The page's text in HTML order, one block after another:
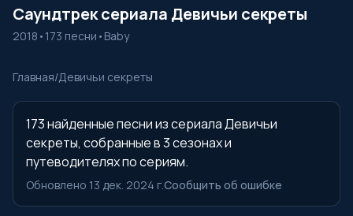
Саундтрек сериала Девичьи секреты
2018 • 173 песни • Baby
Главная/Девичьи секреты
173 найденные песни из сериала Девичьи
секреты, собранные в 3 сезонах и
путеводителях по сериям.
Обновлено 13 дек. 2024 г.Сообщить об ошибке